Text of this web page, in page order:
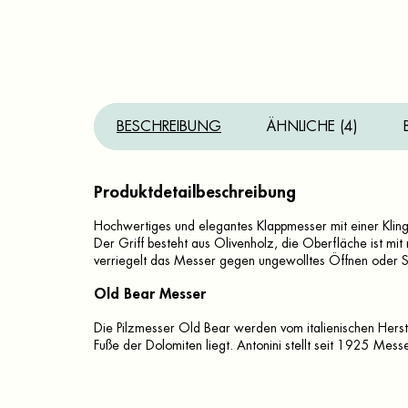
BESCHREIBUNG ÄHNLICHE (4)
Produktdetailbeschreibung
Hochwertiges und elegantes Klappmesser mit einer
Der Griff besteht aus Olivenholz, die Oberfläche ist mit
verriegelt das Messer gegen ungewolltes Öffnen oder
Old Bear Messer
Die Pilzmesser Old Bear werden vom italienischen
Fuße der Dolomiten liegt. Antonini stellt seit 1925